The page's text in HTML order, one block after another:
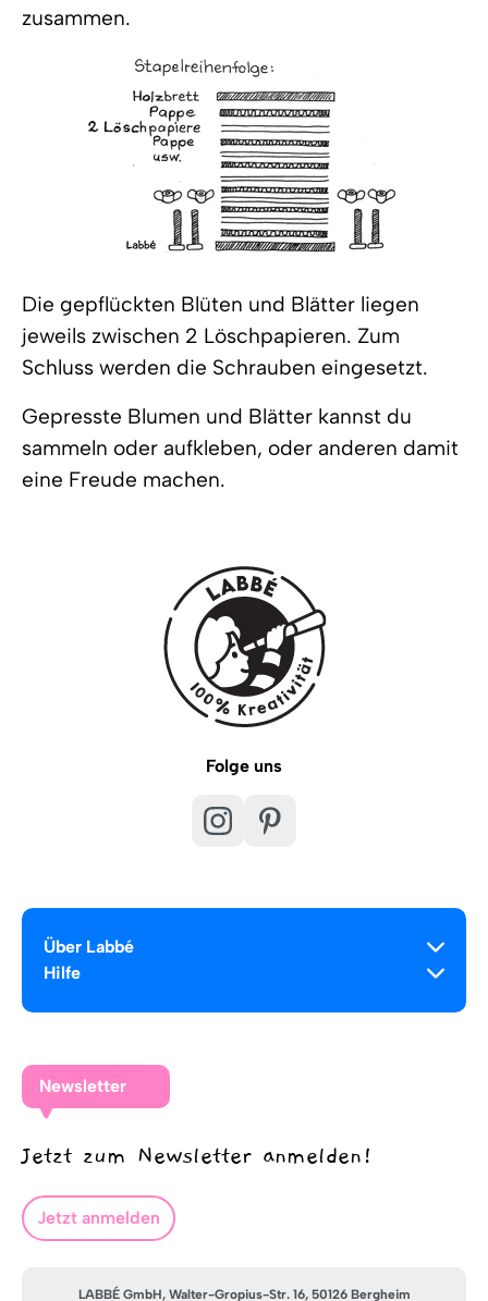
zusammen.
Die gepflückten Blüten und Blätter liegen
jeweils zwischen 2 Löschpapieren. Zum
Schluss werden die Schrauben eingesetzt.
Gepresste Blumen und Blätter kannst du
sammeln oder aufkleben, oder anderen damit
eine Freude machen.
Folge uns
Über Labbé
Hilfe
Newsletter
Jetzt zum Newsletter anmelden!
Jetzt anmelden
LABBÉ GmbH, Walter-Gropius-Str. 16, 50126 Bergheim